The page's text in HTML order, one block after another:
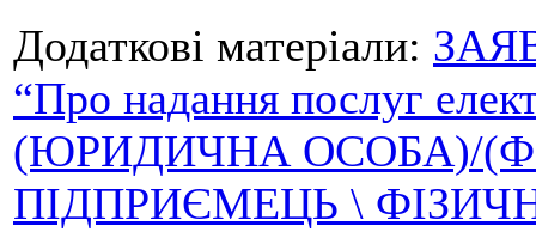
Додаткові матеріали:
“Про надання послуг
(ЮРИДИЧНА ОСОБА)/
ПІДПРИЄМЕЦЬ \